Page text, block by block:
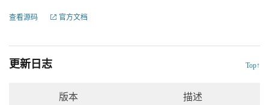
查看源码 官方文档
更新日志 Top↑
版本 描述